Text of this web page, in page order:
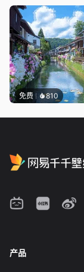
免费 810
产品